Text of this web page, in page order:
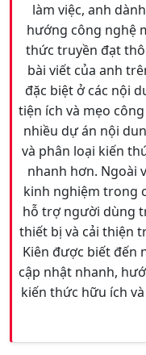
làm việc, anh
hướng công nghệ
thức truyền đạt
bài viết của anh
đặc biệt ở các nội
tiện ích và mẹo
nhiều dự án nội
và phân loại kiến
nhanh hơn. Ngoài
kinh nghiệm trong
hỗ trợ người dùng
thiết bị và cải thiện
Kiên được biết đến
cập nhật nhanh,
kiến thức hữu ích